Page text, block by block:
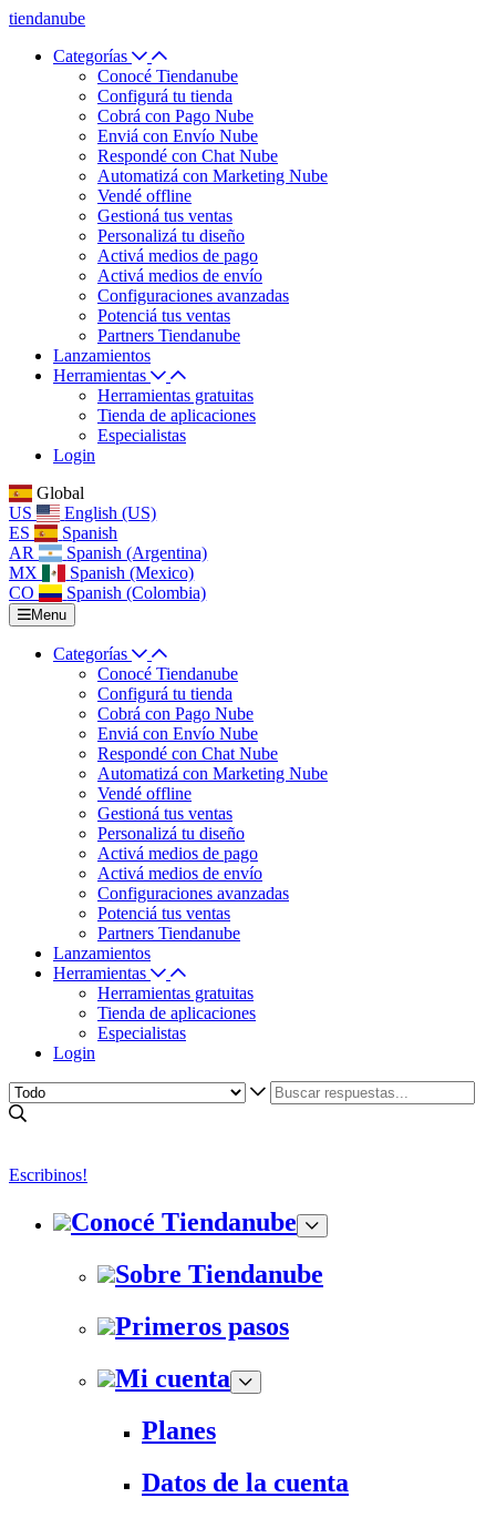
tiendanube
Categorías
Conocé Tiendanube
Configurá tu tienda
Cobrá con Pago Nube
Enviá con Envío Nube
Respondé con Chat Nube
Automatizá con Marketing Nube
Vendé offline
Gestioná tus ventas
Personalizá tu diseño
Activá medios de pago
Activá medios de envío
Configuraciones avanzadas
Potenciá tus ventas
Partners Tiendanube
Lanzamientos
Herramientas
Herramientas gratuitas
Tienda de aplicaciones
Especialistas
Login
Global
US
English (US)
ES
Spanish
AR
Spanish (Argentina)
MX
Spanish (Mexico)
CO
Spanish (Colombia)
Menu
Categorías
Conocé Tiendanube
Configurá tu tienda
Cobrá con Pago Nube
Enviá con Envío Nube
Respondé con Chat Nube
Automatizá con Marketing Nube
Vendé offline
Gestioná tus ventas
Personalizá tu diseño
Activá medios de pago
Activá medios de envío
Configuraciones avanzadas
Potenciá tus ventas
Partners Tiendanube
Lanzamientos
Herramientas
Herramientas gratuitas
Tienda de aplicaciones
Especialistas
Login
Escribinos!
Conocé Tiendanube
Sobre Tiendanube
Primeros pasos
Mi cuenta
Planes
Datos de la cuenta